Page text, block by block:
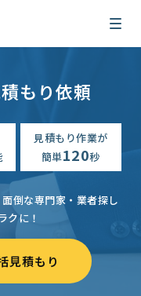
もり依頼
見積もり作業が
簡単120秒
面倒な専門家・業者探し
クに！
見積もり